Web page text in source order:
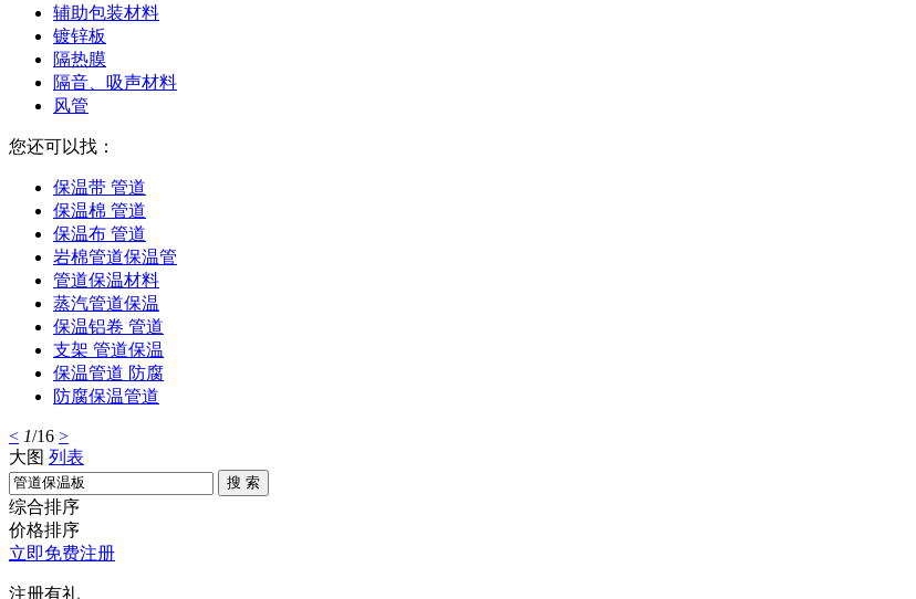
辅助包装材料
镀锌板
隔热膜
隔音、吸声材料
风管
您还可以找：
保温带 管道
保温棉 管道
保温布 管道
岩棉管道保温管
管道保温材料
蒸汽管道保温
保温铝卷 管道
支架 管道保温
保温管道 防腐
防腐保温管道
< 1/16 >
大图 列表
搜 索
综合排序
价格排序
立即免费注册
注册有礼